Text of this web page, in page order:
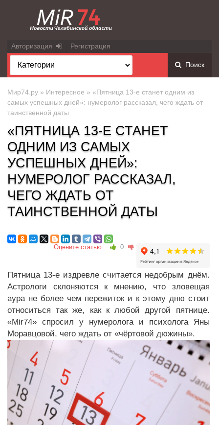
Авторизация Регистрация
Поиск
Мир74.ру » Интересное » «Пятница 13-е станет одним из
самых успешных дней»: нумеролог рассказал, чего ждать от
таинственной даты
«ПЯТНИЦА 13-Е СТАНЕТ
ОДНИМ ИЗ САМЫХ
УСПЕШНЫХ ДНЕЙ»:
НУМЕРОЛОГ РАССКАЗАЛ,
ЧЕГО ЖДАТЬ ОТ
ТАИНСТВЕННОЙ ДАТЫ
Оцените статью: 0
Пятница 13-е издревле считается недобрым днём.
Астрологи склоняются к мнению, что зловещая
аура не более чем пережиток и к этому дню стоит
относиться так же, как к любой другой пятнице.
«Mir74» спросил у нумеролога и психолога Яны
Моравцовой, чего ждать от «чёртовой дюжины».